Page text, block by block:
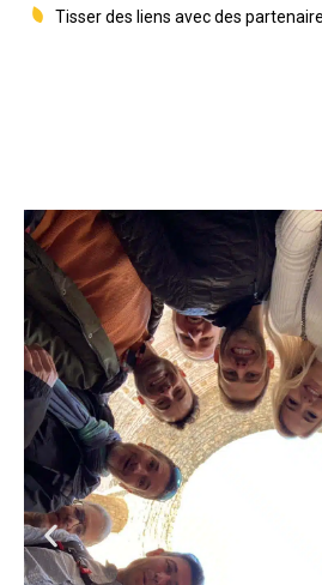
Tisser des liens avec des